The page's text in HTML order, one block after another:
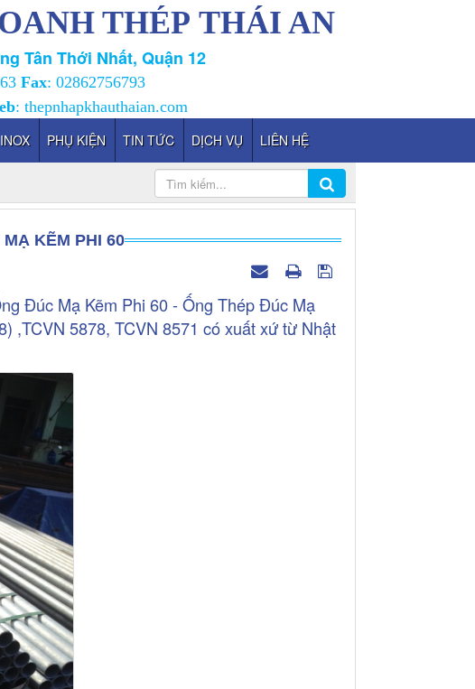
THÉP THÁI AN
Tân Thới Nhất, Quận 12
Fax: 02862756793
: thepnhapkhauthaian.com
PHỤ KIỆN TIN TỨC DỊCH VỤ LIÊN HỆ
KẼM PHI 60
Đúc Mạ Kẽm Phi 60 - Ống Thép Đúc Mạ
,TCVN 5878, TCVN 8571 có xuất xứ từ Nhật